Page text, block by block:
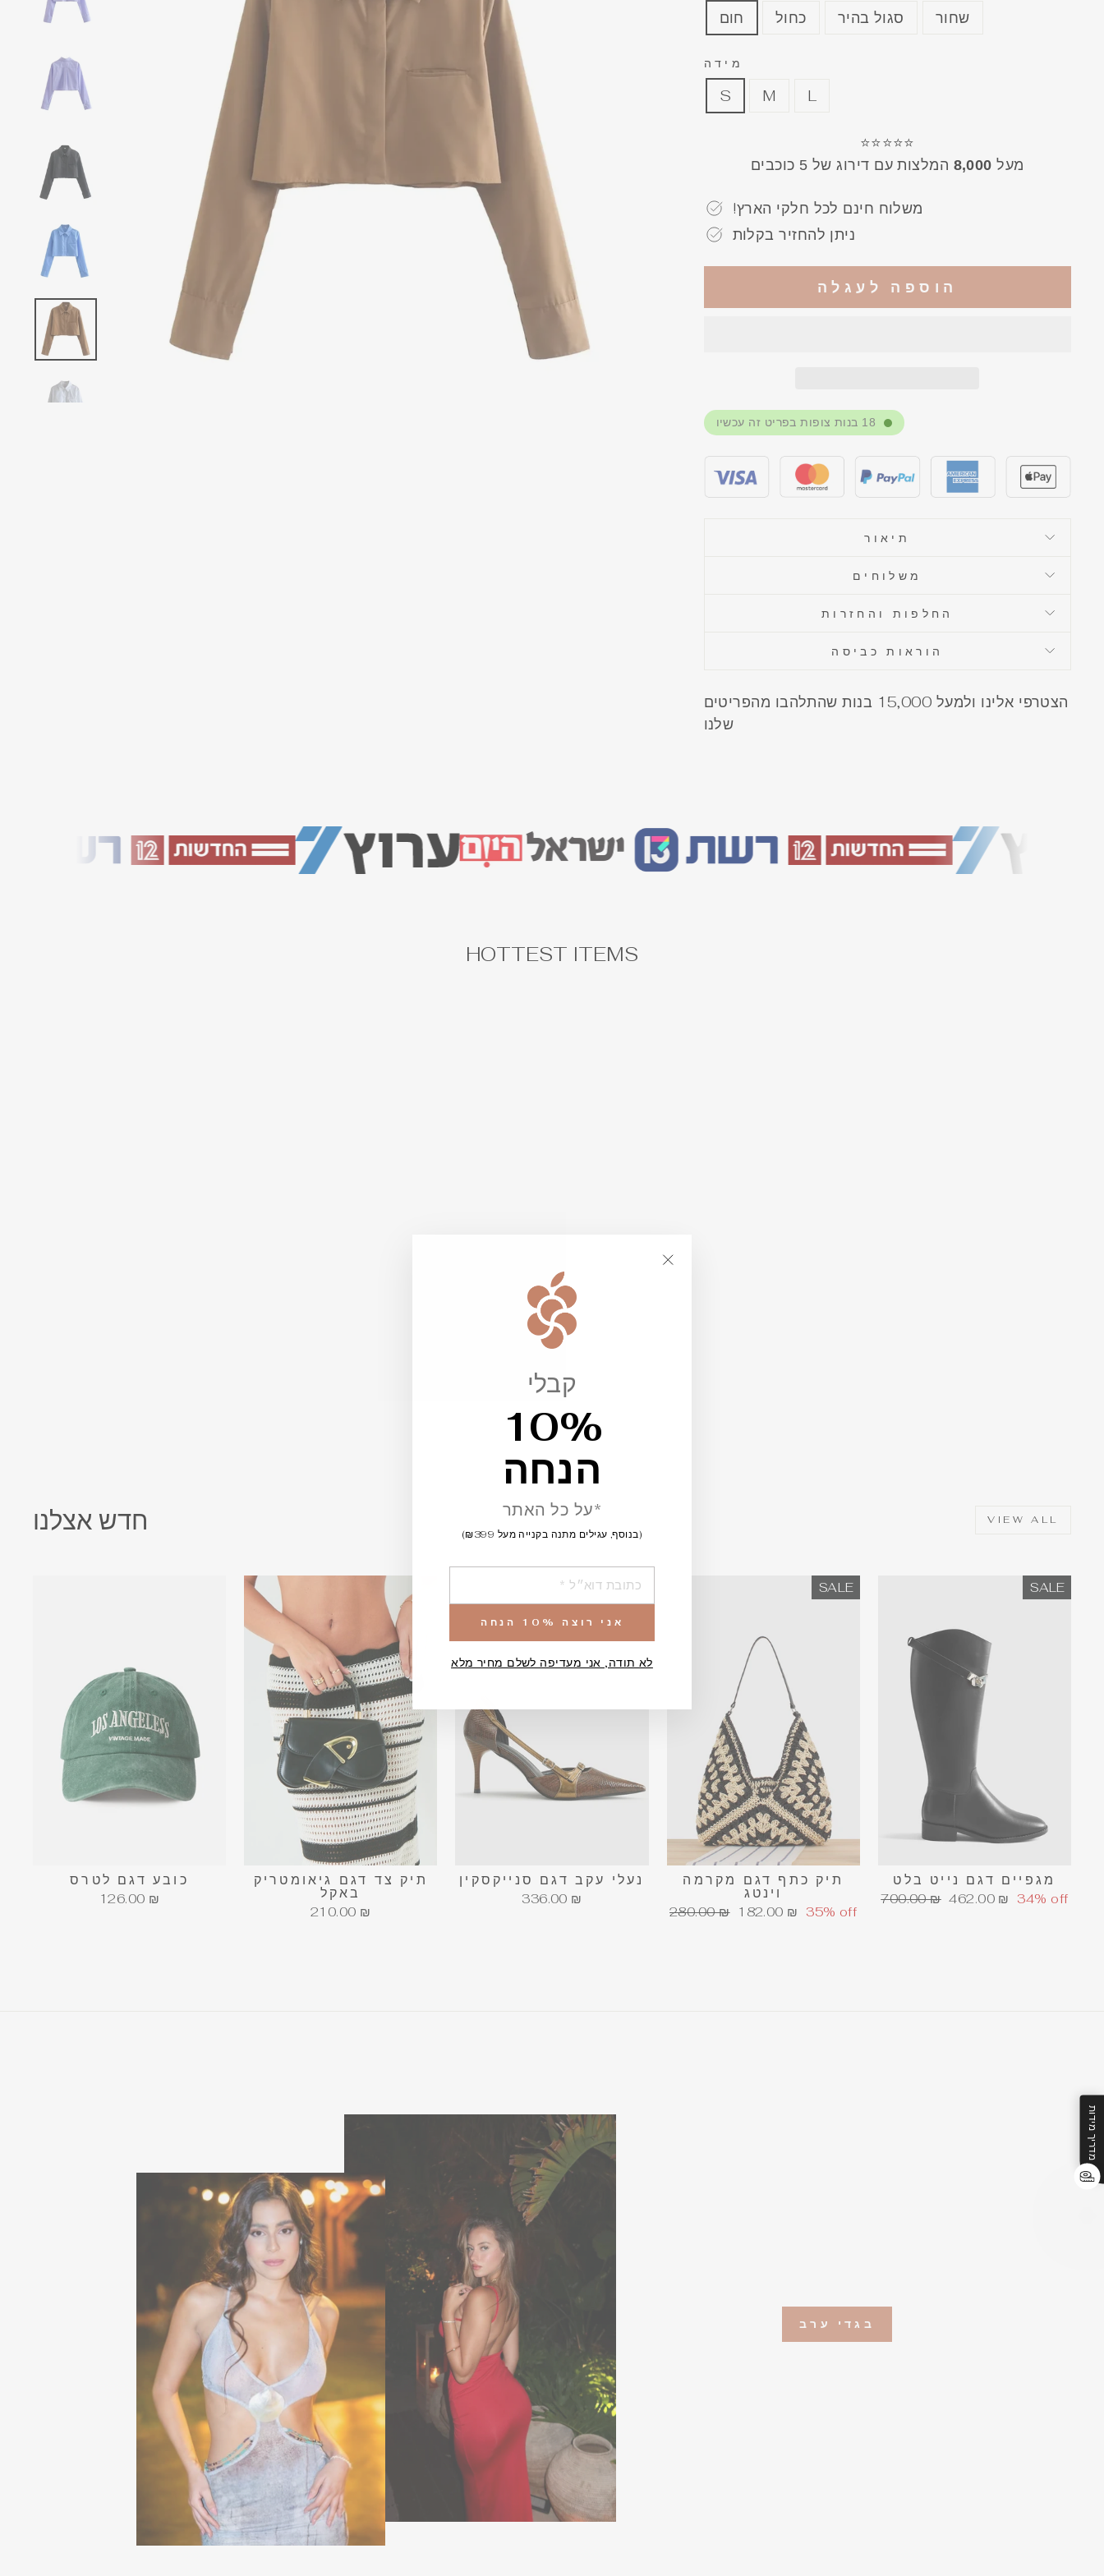
קבלי
10%
הנחה
*על כל האתר
(בנוסף, עגילים מתנה בקנייה מעל ₪399)
אני רוצה 10% הנחה
לא תודה, אני מעדיפה לשלם מחיר מלא
חום כחול סגול בהיר שחור
מידה
S M L
⭐⭐⭐⭐⭐
מעל 8,000 המלצות עם דירוג של 5 כוכבים
!משלוח חינם לכל חלקי הארץ
ניתן להחזיר בקלות
הוספה לעגלה
18 בנות צופות בפריט זה עכשיו
תיאור
משלוחים
החלפות והחזרות
הוראות כביסה
הצטרפי אלינו ולמעל 15,000 בנות שהתלהבו מהפריטים
שלנו
HOTTEST ITEMS
חדש אצלנו VIEW ALL
כובע דגם לטרס
126.00 ₪
תיק צד דגם גיאומטריק
באקל
210.00 ₪
נעלי עקב דגם סנייקסקין
336.00 ₪
SALE
תיק כתף דגם מקרמה
וינטג
מחיר
280.00 ₪ מחיר
182.00 ₪ 35% off
SALE
מגפיים דגם נייט בלט
מחיר
700.00 ₪ מחיר
462.00 ₪ 34% off
בגדי ערב
מדריך מידות